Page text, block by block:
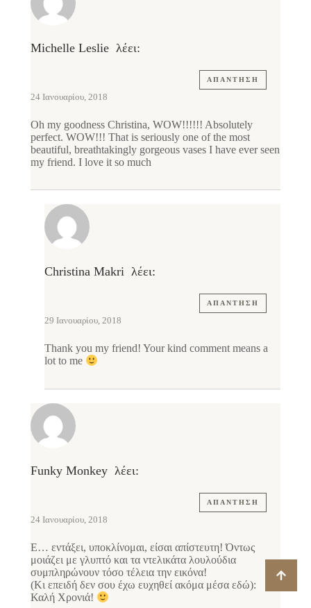
Michelle Leslie λέει:
ΑΠΆΝΤΗΣΗ
24 Ιανουαρίου, 2018
Oh my goodness Christina, WOW!!!!!! Absolutely
perfect. WOW!!! That is seriously one of the most
beautiful, breathtakingly gorgeous vases I have ever seen
my friend. I love it so much
Christina Makri λέει:
ΑΠΆΝΤΗΣΗ
29 Ιανουαρίου, 2018
Thank you my friend! Your kind comment means a
lot to me
Funky Monkey λέει:
ΑΠΆΝΤΗΣΗ
24 Ιανουαρίου, 2018
Ε… εντάξει, υποκλίνομαι, είσαι απίστευτη! Όντως
μοιάζει με γλυπτό και τα ντελικάτα λουλούδια
συμπληρώνουν τόσο τέλεια την εικόνα!
(Κι επειδή δεν σου έχω ευχηθεί ακόμα μέσα εδώ):
Καλή Χρονιά!